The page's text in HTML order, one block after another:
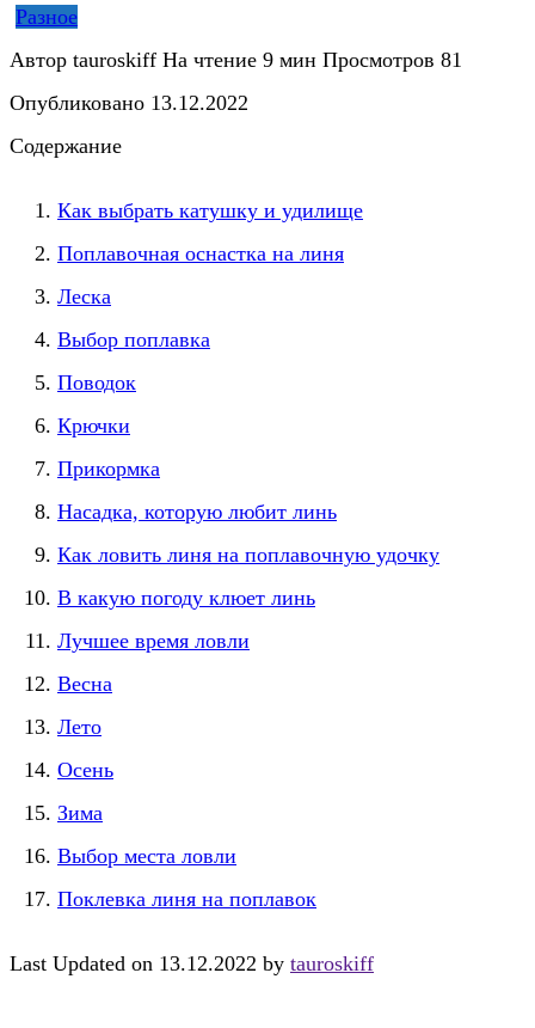
Разное
Автор tauroskiff На чтение 9 мин Просмотров 81
Опубликовано 13.12.2022
Содержание
Как выбрать катушку и удилище
Поплавочная оснастка на линя
Леска
Выбор поплавка
Поводок
Крючки
Прикормка
Насадка, которую любит линь
Как ловить линя на поплавочную удочку
В какую погоду клюет линь
Лучшее время ловли
Весна
Лето
Осень
Зима
Выбор места ловли
Поклевка линя на поплавок
Last Updated on 13.12.2022 by tauroskiff